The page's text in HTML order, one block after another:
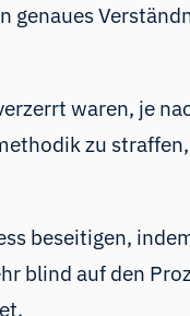
genaues
waren, je
zu
beseitigen,
blind auf den